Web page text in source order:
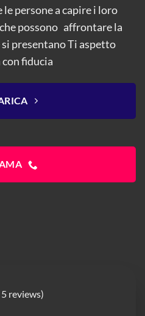
persone a capire i loro
possono affrontare la
presentano Ti aspetto
fiducia
reviews)